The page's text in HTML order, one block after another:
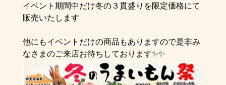
イベント期間中だけ冬の３貫盛りを限定価格にて
販売いたします
他にもイベントだけの商品もありますので是非み
なさまのご来店お待ちしております✨✨